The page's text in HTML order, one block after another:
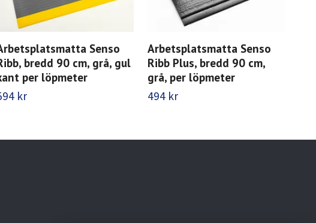
Senso
bredd 90 cm, grå, gul
per löpmeter
kr
Arbetsplatsmatta Senso
Ribb Plus, bredd 90 cm,
grå, per löpmeter
494 kr